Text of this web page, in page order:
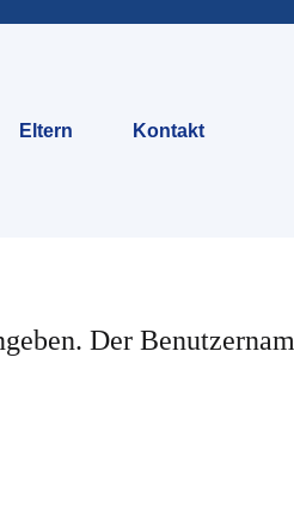
Eltern Kontakt
Der